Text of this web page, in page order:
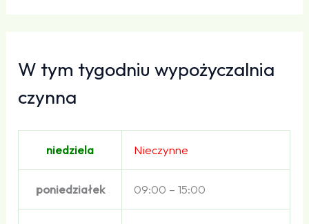
W tym tygodniu wypożyczalnia
czynna
niedziela Nieczynne
poniedziałek 09:00 – 15:00